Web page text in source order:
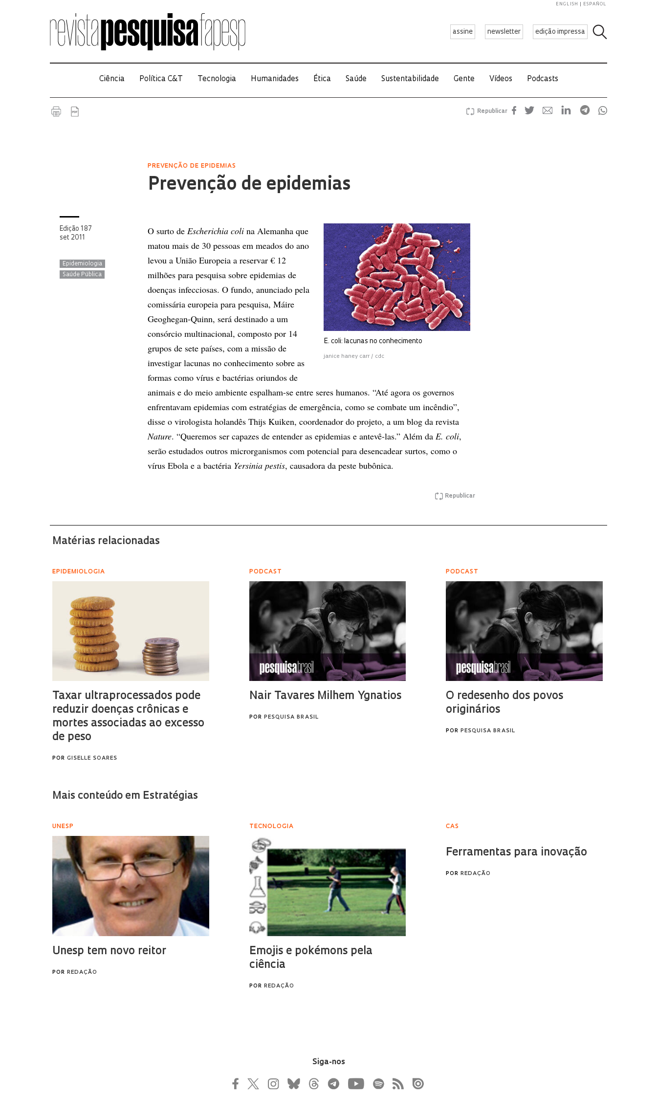
assine newsletter edição impressa
ENGLISH ESPAÑOL
Ciência Política C&T Tecnologia Humanidades Ética Saúde Sustentabilidade Gente Vídeos Podcasts
Republicar
PREVENÇÃO DE EPIDEMIAS
Prevenção de epidemias
Edição 187
set 2011
Epidemiologia
Saúde Pública
E. coli: lacunas no conhecimento
janice haney carr / cdc
O surto de Escherichia coli na Alemanha que
matou mais de 30 pessoas em meados do ano
levou a União Europeia a reservar € 12
milhões para pesquisa sobre epidemias de
doenças infecciosas. O fundo, anunciado pela
comissária europeia para pesquisa, Máire
Geoghegan-Quinn, será destinado a um
consórcio multinacional, composto por 14
grupos de sete países, com a missão de
investigar lacunas no conhecimento sobre as
formas como vírus e bactérias oriundos de
animais e do meio ambiente espalham-se entre seres humanos. “Até agora os governos
enfrentavam epidemias com estratégias de emergência, como se combate um incêndio”,
disse o virologista holandês Thijs Kuiken, coordenador do projeto, a um blog da revista
Nature. “Queremos ser capazes de entender as epidemias e antevê-las.” Além da E. coli,
serão estudados outros microrganismos com potencial para desencadear surtos, como o
vírus Ebola e a bactéria Yersinia pestis, causadora da peste bubônica.
Republicar
Siga-nos